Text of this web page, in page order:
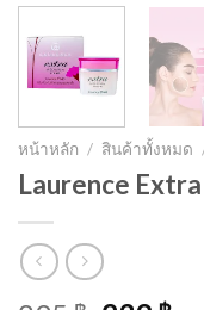
หน้าหลัก / สินค้าทั้งหมด
Laurence